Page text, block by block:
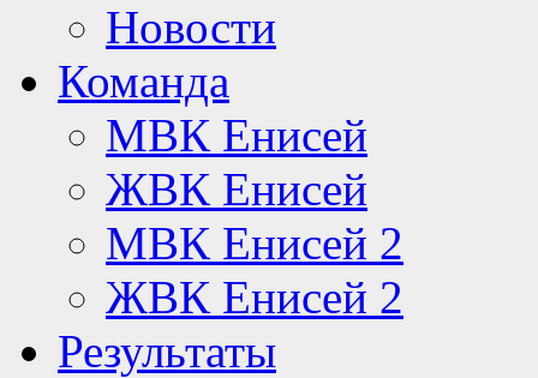
Новости
Команда
МВК Енисей
ЖВК Енисей
МВК Енисей 2
ЖВК Енисей 2
Результаты